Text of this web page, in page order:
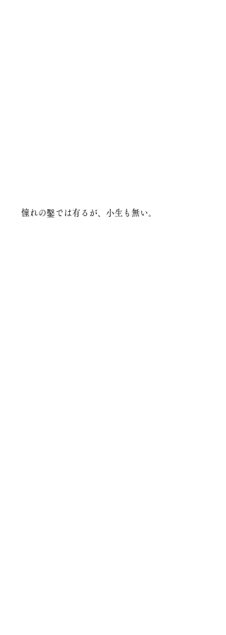
憧れの鑿では有るが、小生も無い。